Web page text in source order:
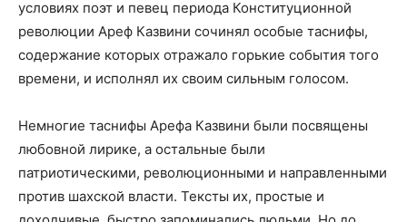
условиях поэт и певец периода Конституционной
революции Ареф Казвини сочинял особые таснифы,
содержание которых отражало горькие события того
времени, и исполнял их своим сильным голосом.
Немногие таснифы Арефа Казвини были посвящены
любовной лирике, а остальные были
патриотическими, революционными и направленными
против шахской власти. Тексты их, простые и